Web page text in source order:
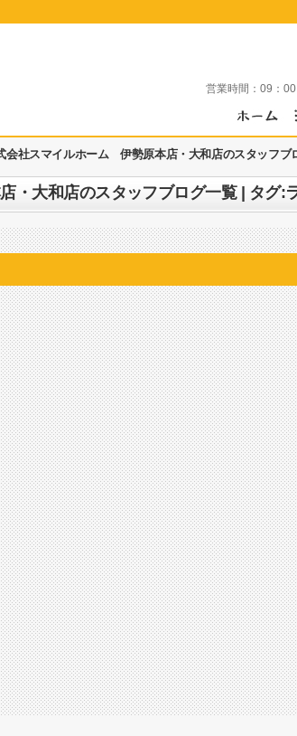
営業時間： 09：
会社スマイルホーム 伊勢原本店・大和店のスタッフブ
・大和店のスタッフブログ一覧 | タグ: